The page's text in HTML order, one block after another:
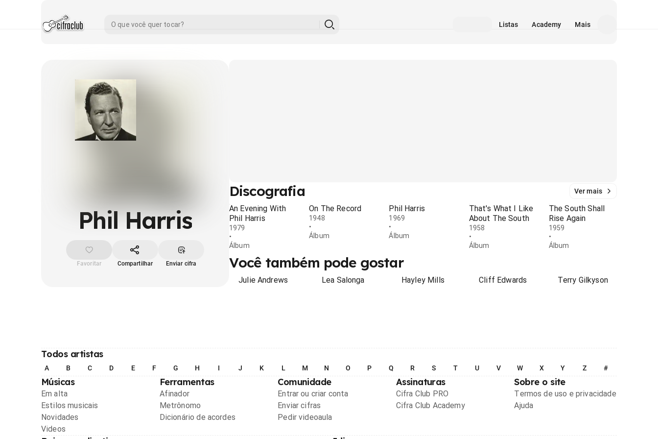
Listas Academy Mais
Phil Harris
Favoritar Compartilhar Enviar cifra
Discografia Ver mais
An Evening With
Phil Harris
1979
•
Álbum
On The Record
1948
•
Álbum
Phil Harris
1969
•
Álbum
That's What I Like
About The South
1958
•
Álbum
The South Shall
Rise Again
1959
•
Álbum
Você também pode gostar
Julie Andrews Lea Salonga Hayley Mills Cliff Edwards Terry Gilkyson
Todos artistas
A B C D E F G H I J K L M N O P Q R S T U V W X Y Z #
Músicas
Em alta
Estilos musicais
Novidades
Videos
Ferramentas
Afinador
Metrônomo
Dicionário de acordes
Comunidade
Entrar ou criar conta
Enviar cifras
Pedir videoaula
Assinaturas
Cifra Club PRO
Cifra Club Academy
Sobre o site
Termos de uso e privacidade
Ajuda